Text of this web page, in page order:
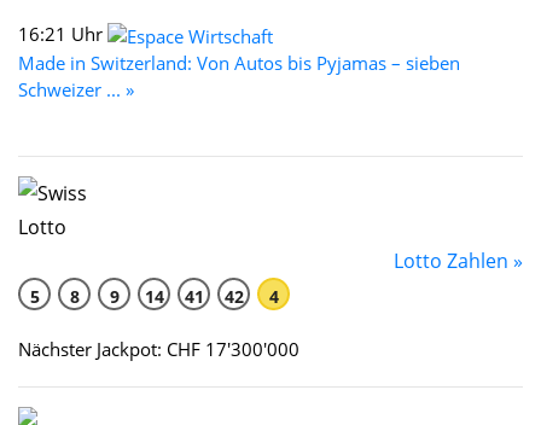
16:21 Uhr
Made in Switzerland: Von Autos bis Pyjamas – sieben
Schweizer ... »
Lotto Zahlen »
5 8 9 14 41 42 4
Nächster Jackpot: CHF 17'300'000